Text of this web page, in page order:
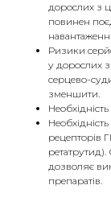
дорослих з
повинен
Ризики
у дорослих з
серцево-
зменшити.
рецепторів
дозволяє
препаратів.